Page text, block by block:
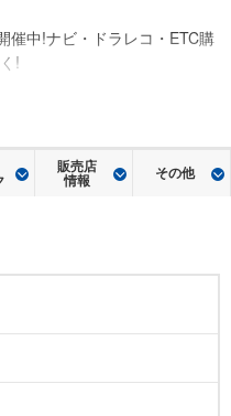
催中!ナビ・ドラレコ・ETC購
!
販売店
情報 その他